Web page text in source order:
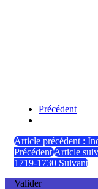
Précédent
Article précédent :
PrécédentArticle
1719-1730 Suivant
Valider